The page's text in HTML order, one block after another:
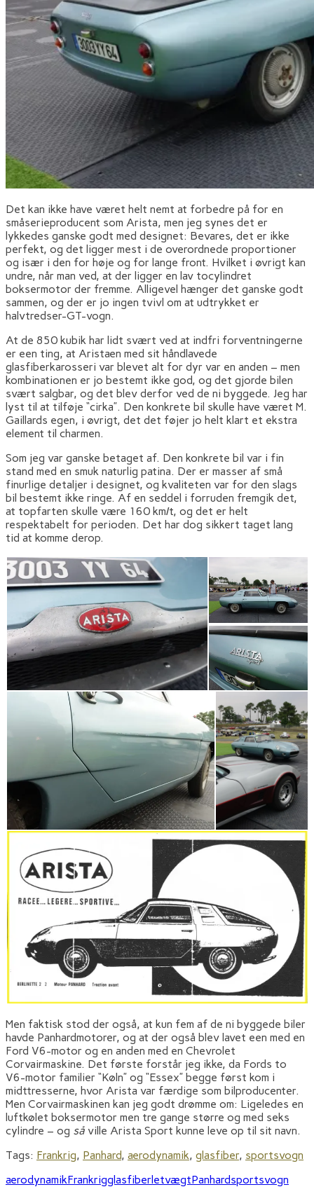
Det kan ikke have været helt nemt at forbedre på for en
småserieproducent som Arista, men jeg synes det er
lykkedes ganske godt med designet: Bevares, det er ikke
perfekt, og det ligger mest i de overordnede proportioner
og især i den for høje og for lange front. Hvilket i øvrigt kan
undre, når man ved, at der ligger en lav tocylindret
boksermotor der fremme. Alligevel hænger det ganske godt
sammen, og der er jo ingen tvivl om at udtrykket er
halvtredser-GT-vogn.
At de 850 kubik har lidt svært ved at indfri forventningerne
er een ting, at Aristaen med sit håndlavede
glasfiberkarosseri var blevet alt for dyr var en anden – men
kombinationen er jo bestemt ikke god, og det gjorde bilen
svært salgbar, og det blev derfor ved de ni byggede. Jeg har
lyst til at tilføje “cirka”. Den konkrete bil skulle have været M.
Gaillards egen, i øvrigt, det det føjer jo helt klart et ekstra
element til charmen.
Som jeg var ganske betaget af. Den konkrete bil var i fin
stand med en smuk naturlig patina. Der er masser af små
finurlige detaljer i designet, og kvaliteten var for den slags
bil bestemt ikke ringe. Af en seddel i forruden fremgik det,
at topfarten skulle være 160 km/t, og det er helt
respektabelt for perioden. Det har dog sikkert taget lang
tid at komme derop.
Men faktisk stod der også, at kun fem af de ni byggede biler
havde Panhardmotorer, og at der også blev lavet een med en
Ford V6-motor og en anden med en Chevrolet
Corvairmaskine. Det første forstår jeg ikke, da Fords to
V6-motor familier “Køln” og “Essex” begge først kom i
midttresserne, hvor Arista var færdige som bilproducenter.
Men Corvairmaskinen kan jeg godt drømme om: Ligeledes en
luftkølet boksermotor men tre gange større og med seks
cylindre – og så ville Arista Sport kunne leve op til sit navn.
Tags: Frankrig, Panhard, aerodynamik, glasfiber, sportsvogn
aerodynamikFrankrigglasfiberletvægtPanhardsportsvogn